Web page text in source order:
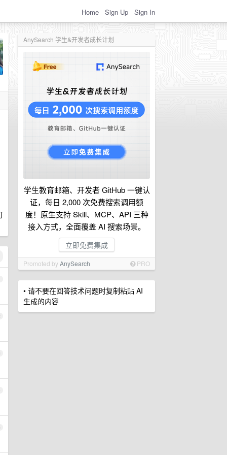
Home Sign Up Sign In
AnySearch 学生&开发者成长计划
学生教育邮箱、开发者 GitHub 一键认
证，每日 2,000 次免费搜索调用额
度！原生支持 Skill、MCP、API 三种
接入方式，全面覆盖 AI 搜索场景。
立即免费集成
Promoted byAnySearch PRO
• 请不要在回答技术问题时复制粘贴 AI
生成的内容